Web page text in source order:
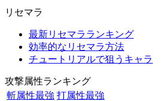
リセマラ
最新リセマラランキング
効率的なリセマラ方法
チュートリアルで狙うキャラ
攻撃属性ランキング
斬属性最強 打属性最強